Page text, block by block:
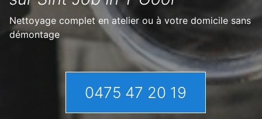
Nettoyage complet en atelier ou à votre domicile sans
démontage
0475 47 20 19